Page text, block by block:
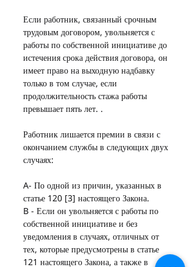
Если работник, связанный срочным
трудовым договором, увольняется с
работы по собственной инициативе до
истечения срока действия договора, он
имеет право на выходную надбавку
только в том случае, если
продолжительность стажа работы
превышает пять лет. .
Работник лишается премии в связи с
окончанием службы в следующих двух
случаях:
A- По одной из причин, указанных в
статье 120 [3] настоящего Закона.
B - Если он увольняется с работы по
собственной инициативе и без
уведомления в случаях, отличных от
тех, которые предусмотрены в статье
121 настоящего Закона, а также в